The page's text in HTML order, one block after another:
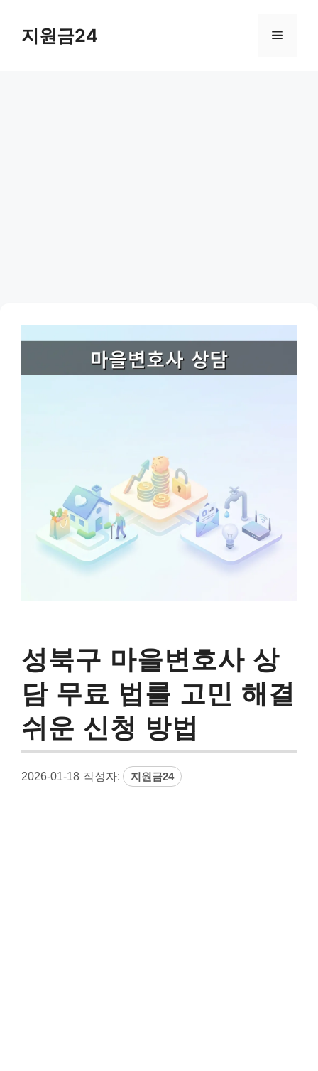
지원금24 메
성북구 마을변호사 상
담 무료 법률 고민 해결
쉬운 신청 방법
2026-01-18 작성자: 지원금24